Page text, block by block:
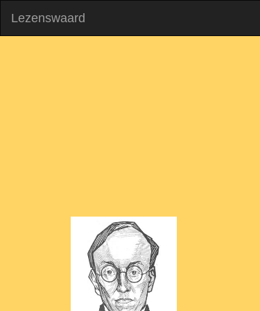
Lezenswaard